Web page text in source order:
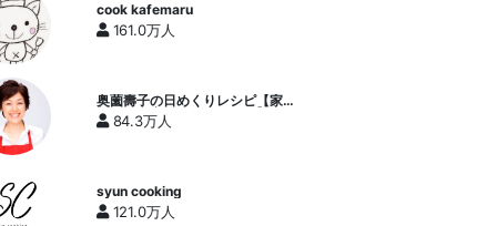
cook kafemaru
161.0万人
奥薗壽子の日めくりレシピ【家庭
料理研究家公式チャンネル】
84.3万人
syun cooking
121.0万人